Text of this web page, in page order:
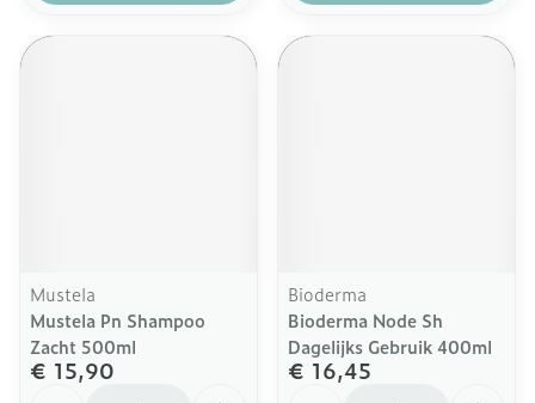
Mustela
Mustela Pn Shampoo
Zacht 500ml
€ 15,90
Bioderma
Bioderma Node Sh
Dagelijks Gebruik 400ml
€ 16,45